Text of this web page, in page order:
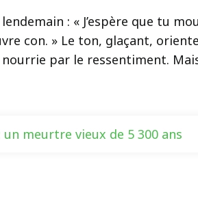
: « J’espère que tu
con. » Le ton, glaçant,
par le ressentiment.
meurtre vieux de 5 300 ans